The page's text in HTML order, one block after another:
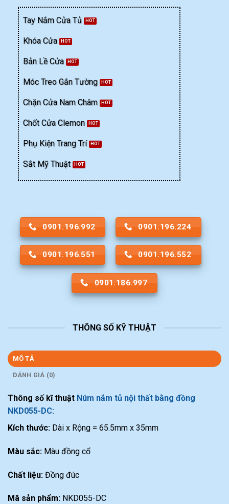
Tay Nắm Cửa Tủ
Khóa Cửa
Bản Lề Cửa
Móc Treo Gắn Tường
Chặn Cửa Nam Châm
Chốt Cửa Clemon
Phụ Kiện Trang Trí
Sắt Mỹ Thuật
0901.196.992 0901.196.224
0901.196.551 0901.196.552
0901.186.997
THÔNG SỐ KỸ THUẬT
MÔ TẢ
ĐÁNH GIÁ (0)
Thông số kĩ thuật Núm nắm tủ nội thất bằng đồng
NKD055-DC:
Kích thước: Dài x Rộng = 65.5mm x 35mm
Màu sắc: Màu đồng cổ
Chất liệu: Đồng đúc
Mã sản phẩm: NKD055-DC